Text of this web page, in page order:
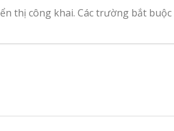
thị công khai. Các trường bắt